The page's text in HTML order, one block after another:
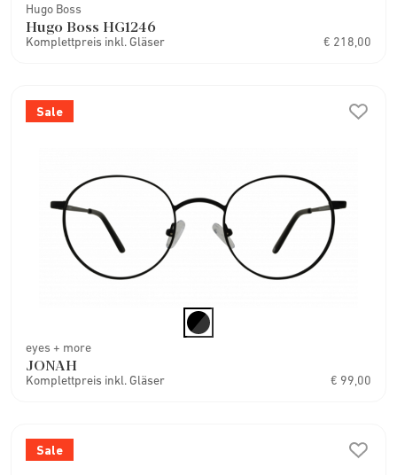
Hugo Boss
Hugo Boss HG1246
Komplettpreis inkl. Gläser € 218,00
Sale
eyes + more
JONAH
Komplettpreis inkl. Gläser € 99,00
Sale